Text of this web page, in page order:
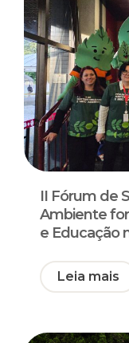
II Fórum de
Ambiente
e Educação
Leia mais